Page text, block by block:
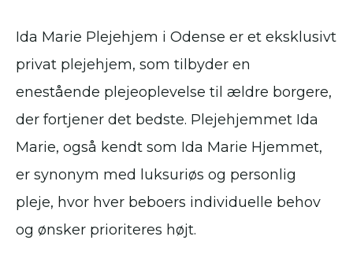
Ida Marie Plejehjem i Odense er et eksklusivt
privat plejehjem, som tilbyder en
enestående plejeoplevelse til ældre borgere,
der fortjener det bedste. Plejehjemmet Ida
Marie, også kendt som Ida Marie Hjemmet,
er synonym med luksuriøs og personlig
pleje, hvor hver beboers individuelle behov
og ønsker prioriteres højt.